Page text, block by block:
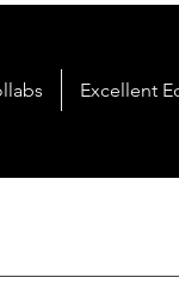
Excellent